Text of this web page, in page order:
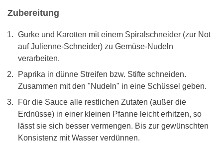
Zubereitung
Gurke und Karotten mit einem Spiralschneider (zur Not
auf Julienne-Schneider) zu Gemüse-Nudeln
verarbeiten.
Paprika in dünne Streifen bzw. Stifte schneiden.
Zusammen mit den "Nudeln" in eine Schüssel geben.
Für die Sauce alle restlichen Zutaten (außer die
Erdnüsse) in einer kleinen Pfanne leicht erhitzen, so
lässt sie sich besser vermengen. Bis zur gewünschten
Konsistenz mit Wasser verdünnen.